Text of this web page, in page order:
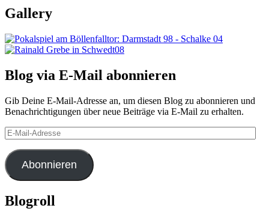
Gallery
Blog via E-Mail abonnieren
Gib Deine E-Mail-Adresse an, um diesen Blog zu abonnieren und
Benachrichtigungen über neue Beiträge via E-Mail zu erhalten.
E-
Mail-
Adresse
Abonnieren
Blogroll